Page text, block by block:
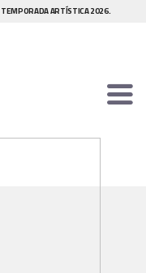
TEMPORADA ARTÍSTICA 2026.